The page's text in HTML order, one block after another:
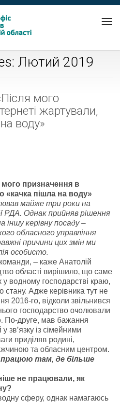
Лютий 2019
мого
жартували,
воду»
мого призначення в
«качка пішла на воду»
майже три роки на
РДА. Однак прийняв рішення
іншу керівну посаду –
обласного управління
причини цих змін ми
особисто.
– каже Анатолій
області вирішило, що саме
водному господарстві краю,
стану. Адже керівника тут не
2016-го, відколи звільнився
господарство очолювали
По-друге, мав бажання
зв’язку із сімейними
приділяв родині,
та обласним центром.
працюю там, де більше
не працювали, як
сферу, однак намагаюсь